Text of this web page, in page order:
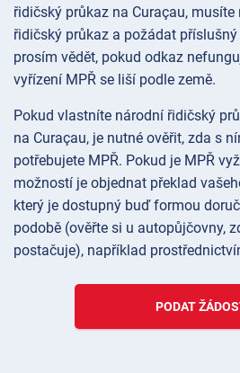
řidičský průkaz na Curaçau,
řidičský průkaz a požádat příslušný
prosím vědět, pokud odkaz
vyřízení MPŘ se liší podle země.
Pokud vlastníte národní řidičský
na Curaçau, je nutné ověřit, zda s
potřebujete MPŘ. Pokud je MPŘ
možností je objednat překlad
který je dostupný buď formou
podobě (ověřte si u autopůjčovny,
postačuje), například
PODAT